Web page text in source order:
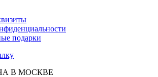
подарки
В МОСКВЕ